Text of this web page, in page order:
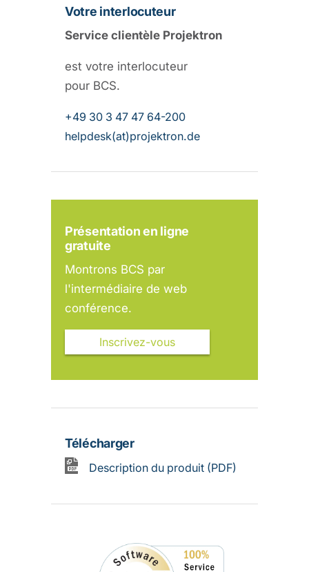
Votre interlocuteur
Service clientèle Projektron
est votre interlocuteur
pour BCS.
+49 30 3 47 47 64-200
helpdesk(at)projektron.de
Présentation en ligne
gratuite
Montrons BCS par
l'intermédiaire de web
conférence.
Inscrivez-vous
Télécharger
Description du produit (PDF)